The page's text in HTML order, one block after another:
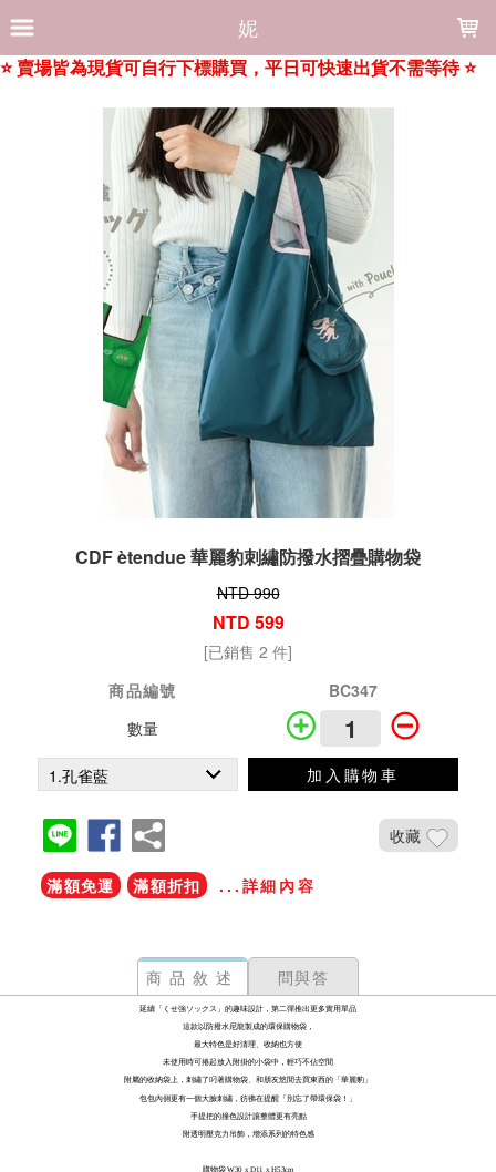
妮
CDF ètendue 華麗豹刺繡防撥水摺疊購物袋
NTD 990
NTD 599
[已銷售 2 件]
商品編號
BC347
數量
加入購物車
收藏
滿額免運 滿額折扣 ...詳細內容
商品敘述 問與答